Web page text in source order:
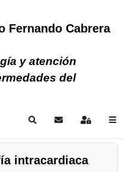
Fernando Cabrera
y atención
del
SearchSubscribe to blog
Sign In
intracardiaca